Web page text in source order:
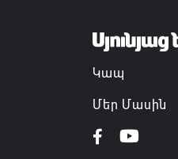
Կապ
Մեր Մասին